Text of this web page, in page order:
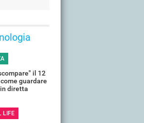
il 12
guardare
diretta
LIFE